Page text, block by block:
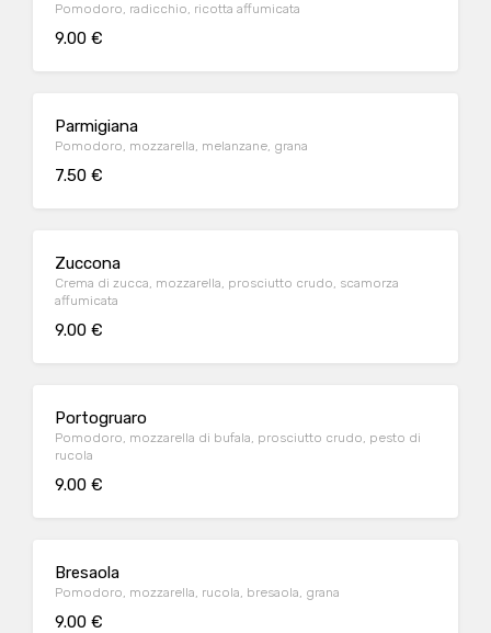
Pomodoro, radicchio, ricotta affumicata
9.00 €
Parmigiana
Pomodoro, mozzarella, melanzane, grana
7.50 €
Zuccona
Crema di zucca, mozzarella, prosciutto crudo, scamorza
affumicata
9.00 €
Portogruaro
Pomodoro, mozzarella di bufala, prosciutto crudo, pesto di
rucola
9.00 €
Bresaola
Pomodoro, mozzarella, rucola, bresaola, grana
9.00 €